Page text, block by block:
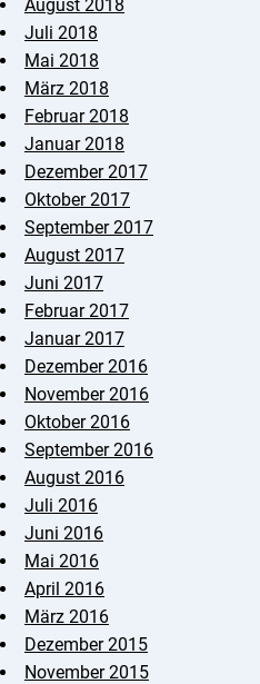
August 2018
Juli 2018
Mai 2018
März 2018
Februar 2018
Januar 2018
Dezember 2017
Oktober 2017
September 2017
August 2017
Juni 2017
Februar 2017
Januar 2017
Dezember 2016
November 2016
Oktober 2016
September 2016
August 2016
Juli 2016
Juni 2016
Mai 2016
April 2016
März 2016
Dezember 2015
November 2015